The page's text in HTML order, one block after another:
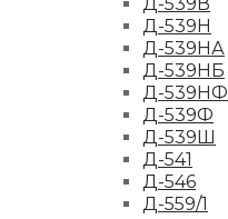
Д-539Н
Д-539НА
Д-539НБ
Д-539НФ
Д-539Ф
Д-539Ш
Д-541
Д-546
Д-559/1